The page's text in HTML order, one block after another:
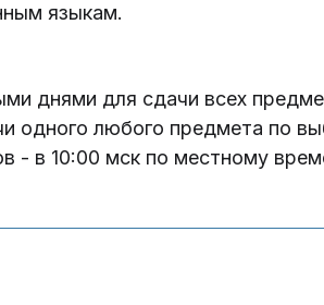
языкам.
днями для сдачи всех
одного любого предмета по
- в 10:00 мск по местному